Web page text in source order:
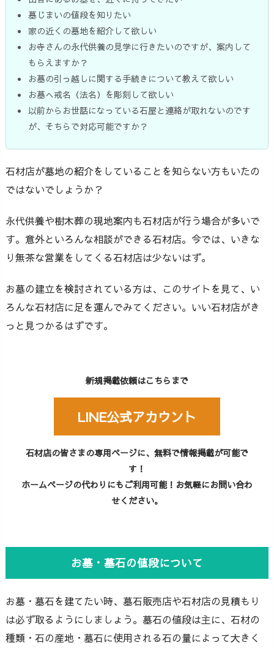
墓じまいの値段を知りたい
家の近くの墓地を紹介して欲しい
お寺さんの永代供養の見学に行きたいのですが、案内して
もらえますか？
お墓の引っ越しに関する手続きについて教えて欲しい
お墓へ戒名（法名）を彫刻して欲しい
以前からお世話になっている石屋と連絡が取れないのです
が、そちらで対応可能ですか？
石材店が墓地の紹介をしていることを知らない方もいたの
ではないでしょうか？
永代供養や樹木葬の現地案内も石材店が行う場合が多いで
す。意外といろんな相談ができる石材店。今では、いきな
り無茶な営業をしてくる石材店は少ないはず。
お墓の建立を検討されている方は、このサイトを見て、い
ろんな石材店に足を運んでみてください。いい石材店がき
っと見つかるはずです。
新規掲載依頼はこちらまで
LINE公式アカウント
石材店の皆さまの専用ページに、無料で情報掲載が可能で
す！
ホームページの代わりにもご利用可能！お気軽にお問い合わ
せください。
お墓・墓石の値段について
お墓・墓石を建てたい時、墓石販売店や石材店の見積もり
は必ず取るようにしましょう。墓石の値段は主に、石材の
種類・石の産地・墓石に使用される石の量によって大きく